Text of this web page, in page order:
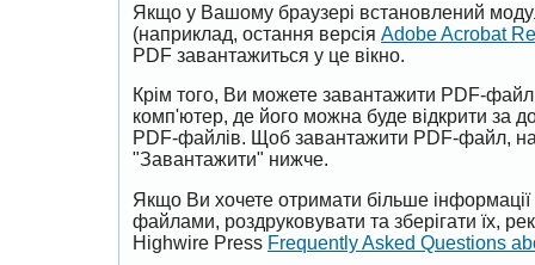
Якщо у Вашому браузері встановлений
(наприклад, остання версія Adobe Acrobat
PDF завантажиться у це вікно.
Крім того, Ви можете завантажити PDF-
комп'ютер, де його можна буде відкрити за
PDF-файлів. Щоб завантажити PDF-файл,
"Завантажити" нижче.
Якщо Ви хочете отримати більше
файлами, роздруковувати та зберігати їх,
Highwire Press Frequently Asked Questions